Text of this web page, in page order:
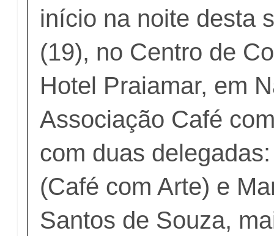
início na noite desta
(19), no Centro de
Hotel Praiamar, em
Associação Café
com duas
(Café com Arte) e
Santos de Souza,